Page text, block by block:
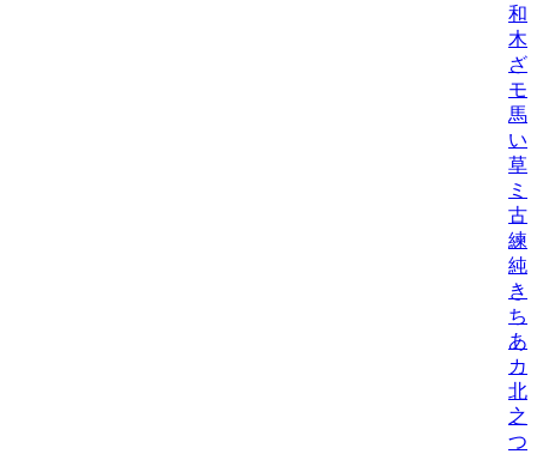
和
木
ざ
モ
馬
い
草
ミ
古
練/
純/
き
ち
あ
カ
北
之
つ